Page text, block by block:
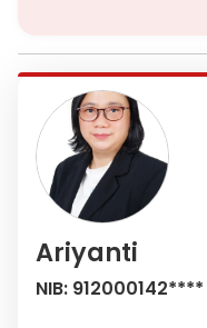
Ariyanti
NIB: 912000142****